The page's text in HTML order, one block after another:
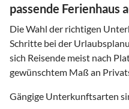
passende Ferienhaus
Die Wahl der richtigen
Schritte bei der
sich Reisende meist nach
gewünschtem Maß an
Gängige Unterkunftsarten